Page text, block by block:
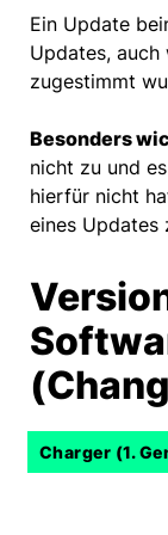
Ein Update
Updates,
zugestimmt
Besonders
nicht zu und
hierfür nicht
eines Updates
Charger (1.